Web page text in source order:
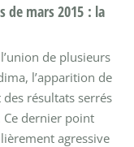
de mars 2015 : la
de plusieurs
l’apparition de
résultats serrés
Ce dernier point
agressive